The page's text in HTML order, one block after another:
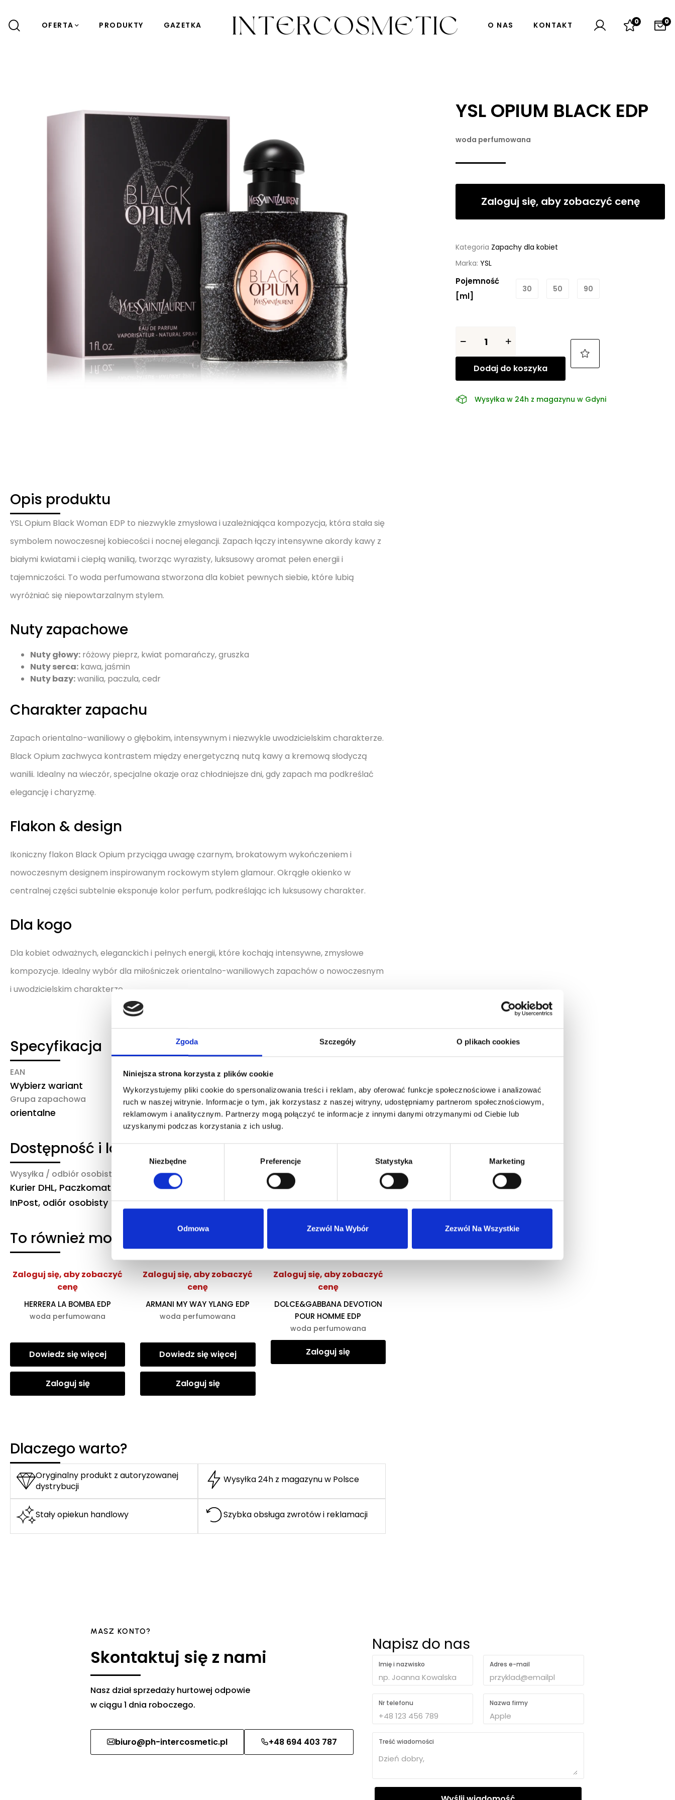
Zgoda Szczegóły O plikach cookies
Niniejsza strona korzysta z plików cookie
Wykorzystujemy pliki cookie do spersonalizowania treści i reklam, aby oferować funkcje społecznościowe i analizować
ruch w naszej witrynie. Informacje o tym, jak korzystasz z naszej witryny, udostępniamy partnerom społecznościowym,
reklamowym i analitycznym. Partnerzy mogą połączyć te informacje z innymi danymi otrzymanymi od Ciebie lub
uzyskanymi podczas korzystania z ich usług.
Wybór
Niezbędne Preferencje Statystyka Marketing
Odmowa Zezwól Na Wybór Zezwól Na Wszystkie
OFERTA PRODUKTY GAZETKA O NAS KONTAKT 0 0
Opis produktu
YSL Opium Black Woman EDP to niezwykle zmysłowa i uzależniająca kompozycja, która stała się
symbolem nowoczesnej kobiecości i nocnej elegancji. Zapach łączy intensywne akordy kawy z
białymi kwiatami i ciepłą wanilią, tworząc wyrazisty, luksusowy aromat pełen energii i
tajemniczości. To woda perfumowana stworzona dla kobiet pewnych siebie, które lubią
wyróżniać się niepowtarzalnym stylem.
Nuty zapachowe
Nuty głowy: różowy pieprz, kwiat pomarańczy, gruszka
Nuty serca: kawa, jaśmin
Nuty bazy:wanilia, paczula, cedr
Charakter zapachu
Zapach orientalno-waniliowy o głębokim, intensywnym i niezwykle uwodzicielskim charakterze.
Black Opium zachwyca kontrastem między energetyczną nutą kawy a kremową słodyczą
wanilii. Idealny na wieczór, specjalne okazje oraz chłodniejsze dni, gdy zapach ma podkreślać
elegancję i charyzmę.
Flakon & design
Ikoniczny flakon Black Opium przyciąga uwagę czarnym, brokatowym wykończeniem i
nowoczesnym designem inspirowanym rockowym stylem glamour. Okrągłe okienko w
centralnej części subtelnie eksponuje kolor perfum, podkreślając ich luksusowy charakter.
Dla kogo
Dla kobiet odważnych, eleganckich i pełnych energii, które kochają intensywne, zmysłowe
kompozycje. Idealny wybór dla miłośniczek orientalno-waniliowych zapachów o nowoczesnym
i uwodzicielskim charakterze.
Specyfikacja
EAN
Wybierz wariant
Marka/producent
YSL
Pojemność [ml]
30, 50, 90
Grupa zapachowa
orientalne
Dostępność i logistyka
Wysyłka / odbiór osobisty
Kurier DHL, Paczkomat
InPost, odiór osobisty
Czas realizacji
3-6 dni robocze
To również może Ciebie zainteresować
Zaloguj się, aby zobaczyć
cenę
HERRERA LA BOMBA EDP
woda perfumowana
Dowiedz się więcej
Zaloguj się
Zaloguj się, aby zobaczyć
cenę
ARMANI MY WAY YLANG EDP
woda perfumowana
Dowiedz się więcej
Zaloguj się
Zaloguj się, aby zobaczyć
cenę
DOLCE&GABBANA DEVOTION
POUR HOMME EDP
woda perfumowana
Zaloguj się
Dlaczego warto?
Oryginalny produkt z autoryzowanej
dystrybucji
Wysyłka 24h z magazynu w Polsce
Stały opiekun handlowy Szybka obsługa zwrotów i reklamacji
YSL OPIUM BLACK EDP
woda perfumowana
Zaloguj się, aby zobaczyć cenę
Kategoria Zapachy dla kobiet
Marka:YSL
Pojemność
[ml]
30 50 90
Dodaj do koszyka
Wysyłka w 24h z magazynu w Gdyni
MASZ KONTO?
Skontaktuj się z nami
Nasz dział sprzedaży hurtowej odpowie
w ciągu 1 dnia roboczego.
biuro@ph-intercosmetic.pl +48 694 403 787
Napisz do nas
Imię i nazwisko Adres e-mail
Nr telefonu Nazwa firmy
Treść wiadomości